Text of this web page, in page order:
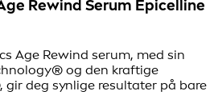
Rewind Serum Epicelline
Age Rewind serum, med sin
og den kraftige
gir deg synlige resultater på bare